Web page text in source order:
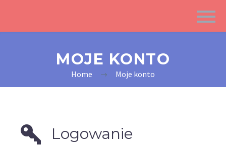
MOJE KONTO
Home Moje konto
Logowanie